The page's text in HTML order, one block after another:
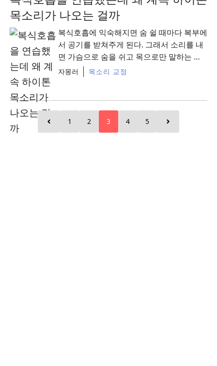
목소리가 나오는 걸까
복식호흡에 익숙해지면 숨 쉴 때마다 복부에
서 공기를 받쳐주게 된다. 그래서 소리를 내
면 가슴으로 숨을 쉬고 목으로만 말하는 것
보다 성대 부담이 줄면서 훨씬 안정적이고
울림도 있는 ...
자몽러 목소리 교정
1 2 3 4 5